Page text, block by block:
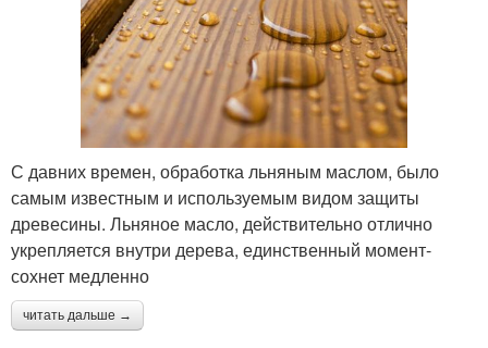
С давних времен, обработка льняным маслом, было
самым известным и используемым видом защиты
древесины. Льняное масло, действительно отлично
укрепляется внутри дерева, единственный момент-
сохнет медленно
читать дальше →